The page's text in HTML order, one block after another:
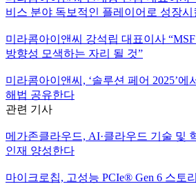
비스 분야 독보적인 플레이어로 성장시
미라콤아이앤씨 강석립 대표이사
방향성 모색하는 자리 될 것”
미라콤아이앤씨, ‘솔루션 페어 2025’에
해법 공유한다
관련 기사
메가존클라우드, AI·클라우드 기술 및
인재 양성한다
마이크로칩, 고성능 PCIe® Gen 6 스토